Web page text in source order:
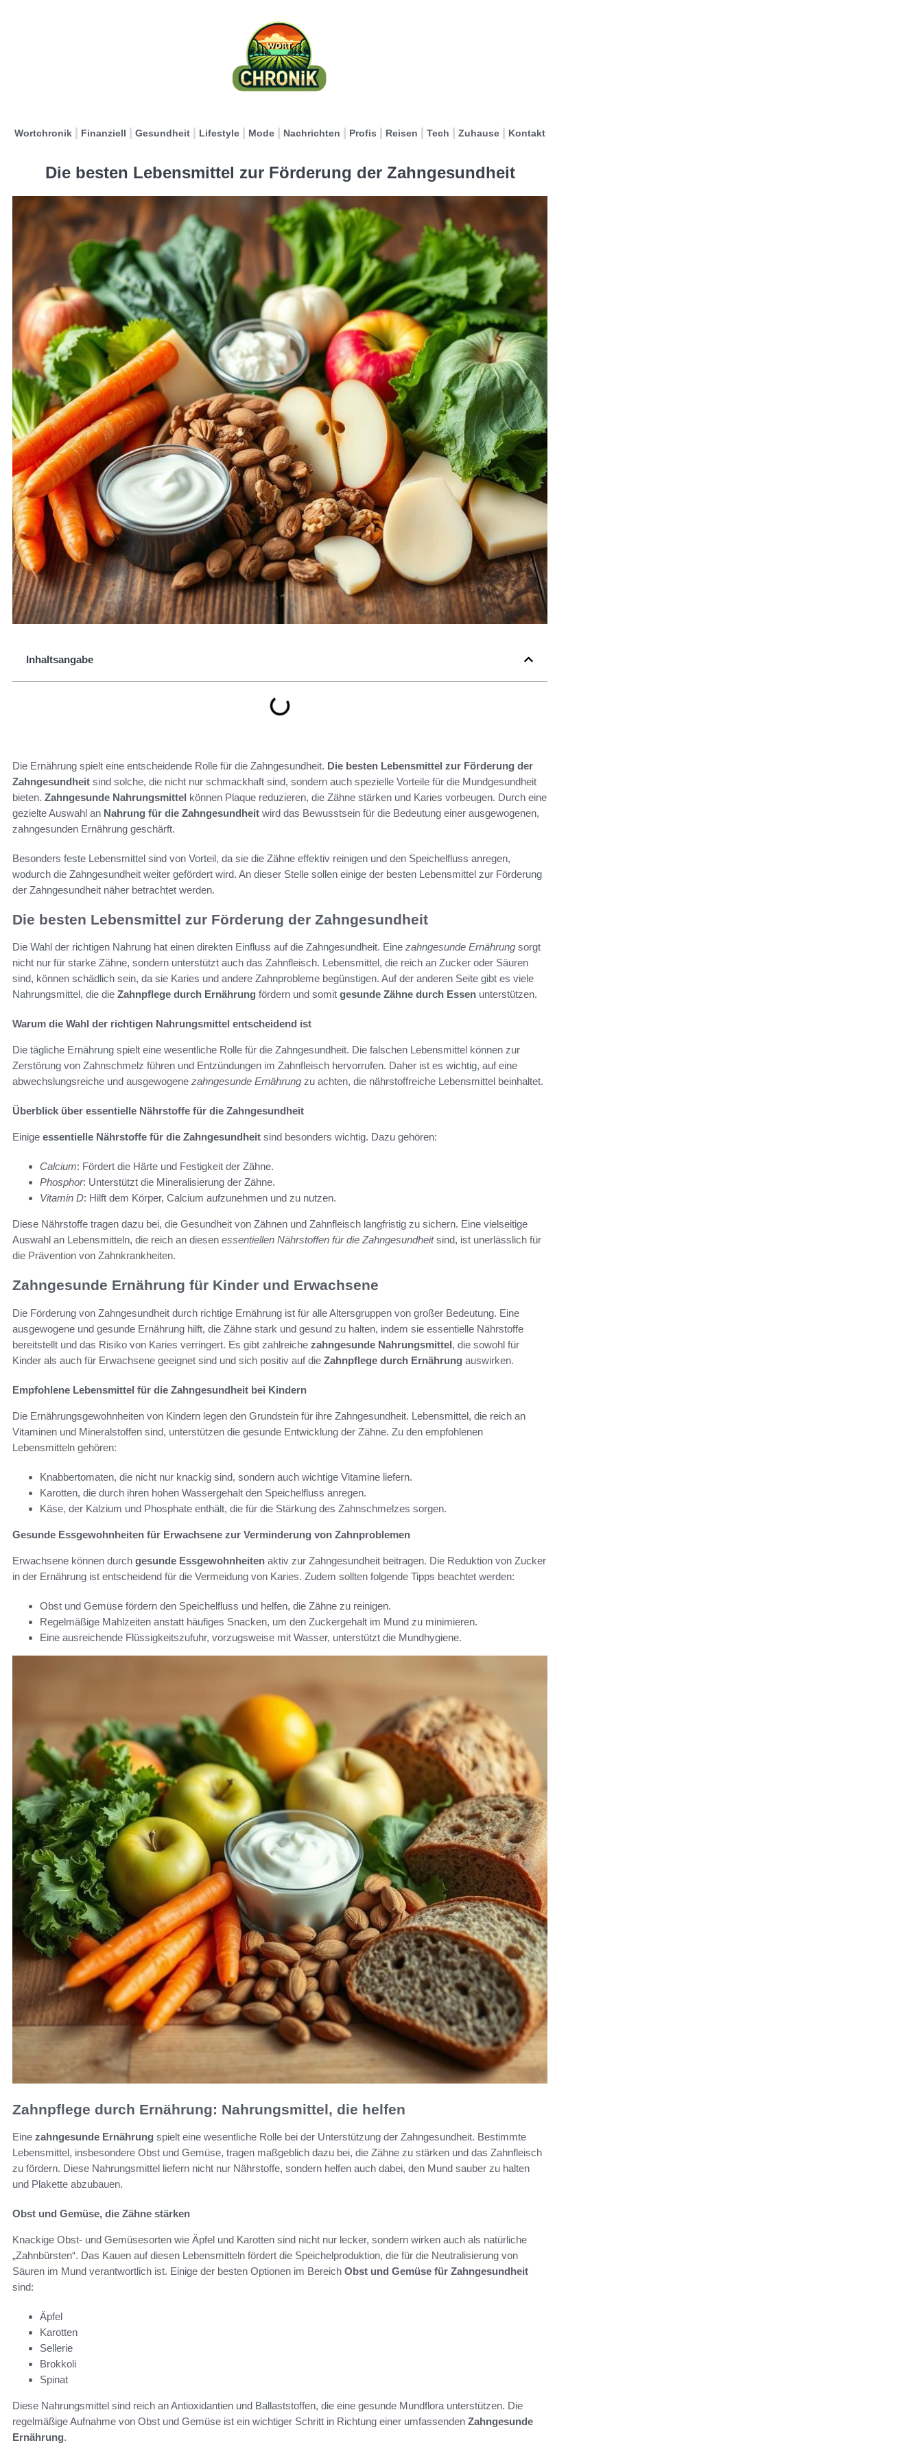
Wortchronik Finanziell Gesundheit Lifestyle Mode Nachrichten Profis Reisen Tech Zuhause Kontakt
Die besten Lebensmittel zur Förderung der Zahngesundheit
Inhaltsangabe
Die Ernährung spielt eine entscheidende Rolle für die Zahngesundheit. Die besten Lebensmittel zur Förderung der
Zahngesundheit sind solche, die nicht nur schmackhaft sind, sondern auch spezielle Vorteile für die Mundgesundheit
bieten. Zahngesunde Nahrungsmittel können Plaque reduzieren, die Zähne stärken und Karies vorbeugen. Durch eine
gezielte Auswahl an Nahrung für die Zahngesundheit wird das Bewusstsein für die Bedeutung einer ausgewogenen,
zahngesunden Ernährung geschärft.
Besonders feste Lebensmittel sind von Vorteil, da sie die Zähne effektiv reinigen und den Speichelfluss anregen,
wodurch die Zahngesundheit weiter gefördert wird. An dieser Stelle sollen einige der besten Lebensmittel zur Förderung
der Zahngesundheit näher betrachtet werden.
Die besten Lebensmittel zur Förderung der Zahngesundheit
Die Wahl der richtigen Nahrung hat einen direkten Einfluss auf die Zahngesundheit. Eine zahngesunde Ernährung sorgt
nicht nur für starke Zähne, sondern unterstützt auch das Zahnfleisch. Lebensmittel, die reich an Zucker oder Säuren
sind, können schädlich sein, da sie Karies und andere Zahnprobleme begünstigen. Auf der anderen Seite gibt es viele
Nahrungsmittel, die die Zahnpflege durch Ernährung fördern und somit gesunde Zähne durch Essen unterstützen.
Warum die Wahl der richtigen Nahrungsmittel entscheidend ist
Die tägliche Ernährung spielt eine wesentliche Rolle für die Zahngesundheit. Die falschen Lebensmittel können zur
Zerstörung von Zahnschmelz führen und Entzündungen im Zahnfleisch hervorrufen. Daher ist es wichtig, auf eine
abwechslungsreiche und ausgewogene zahngesunde Ernährung zu achten, die nährstoffreiche Lebensmittel beinhaltet.
Überblick über essentielle Nährstoffe für die Zahngesundheit
Einige essentielle Nährstoffe für die Zahngesundheit sind besonders wichtig. Dazu gehören:
Calcium: Fördert die Härte und Festigkeit der Zähne.
Phosphor: Unterstützt die Mineralisierung der Zähne.
Vitamin D: Hilft dem Körper, Calcium aufzunehmen und zu nutzen.
Diese Nährstoffe tragen dazu bei, die Gesundheit von Zähnen und Zahnfleisch langfristig zu sichern. Eine vielseitige
Auswahl an Lebensmitteln, die reich an diesen essentiellen Nährstoffen für die Zahngesundheitsind, ist unerlässlich für
die Prävention von Zahnkrankheiten.
Zahngesunde Ernährung für Kinder und Erwachsene
Die Förderung von Zahngesundheit durch richtige Ernährung ist für alle Altersgruppen von großer Bedeutung. Eine
ausgewogene und gesunde Ernährung hilft, die Zähne stark und gesund zu halten, indem sie essentielle Nährstoffe
bereitstellt und das Risiko von Karies verringert. Es gibt zahlreiche zahngesunde Nahrungsmittel, die sowohl für
Kinder als auch für Erwachsene geeignet sind und sich positiv auf die Zahnpflege durch Ernährung auswirken.
Empfohlene Lebensmittel für die Zahngesundheit bei Kindern
Die Ernährungsgewohnheiten von Kindern legen den Grundstein für ihre Zahngesundheit. Lebensmittel, die reich an
Vitaminen und Mineralstoffen sind, unterstützen die gesunde Entwicklung der Zähne. Zu den empfohlenen
Lebensmitteln gehören:
Knabbertomaten, die nicht nur knackig sind, sondern auch wichtige Vitamine liefern.
Karotten, die durch ihren hohen Wassergehalt den Speichelfluss anregen.
Käse, der Kalzium und Phosphate enthält, die für die Stärkung des Zahnschmelzes sorgen.
Gesunde Essgewohnheiten für Erwachsene zur Verminderung von Zahnproblemen
Erwachsene können durch gesunde Essgewohnheiten aktiv zur Zahngesundheit beitragen. Die Reduktion von Zucker
in der Ernährung ist entscheidend für die Vermeidung von Karies. Zudem sollten folgende Tipps beachtet werden:
Obst und Gemüse fördern den Speichelfluss und helfen, die Zähne zu reinigen.
Regelmäßige Mahlzeiten anstatt häufiges Snacken, um den Zuckergehalt im Mund zu minimieren.
Eine ausreichende Flüssigkeitszufuhr, vorzugsweise mit Wasser, unterstützt die Mundhygiene.
Zahnpflege durch Ernährung: Nahrungsmittel, die helfen
Eine zahngesunde Ernährung spielt eine wesentliche Rolle bei der Unterstützung der Zahngesundheit. Bestimmte
Lebensmittel, insbesondere Obst und Gemüse, tragen maßgeblich dazu bei, die Zähne zu stärken und das Zahnfleisch
zu fördern. Diese Nahrungsmittel liefern nicht nur Nährstoffe, sondern helfen auch dabei, den Mund sauber zu halten
und Plakette abzubauen.
Obst und Gemüse, die Zähne stärken
Knackige Obst- und Gemüsesorten wie Äpfel und Karotten sind nicht nur lecker, sondern wirken auch als natürliche
„Zahnbürsten“. Das Kauen auf diesen Lebensmitteln fördert die Speichelproduktion, die für die Neutralisierung von
Säuren im Mund verantwortlich ist. Einige der besten Optionen im Bereich Obst und Gemüse für Zahngesundheit
sind:
Äpfel
Karotten
Sellerie
Brokkoli
Spinat
Diese Nahrungsmittel sind reich an Antioxidantien und Ballaststoffen, die eine gesunde Mundflora unterstützen. Die
regelmäßige Aufnahme von Obst und Gemüse ist ein wichtiger Schritt in Richtung einer umfassenden Zahngesunde
Ernährung.